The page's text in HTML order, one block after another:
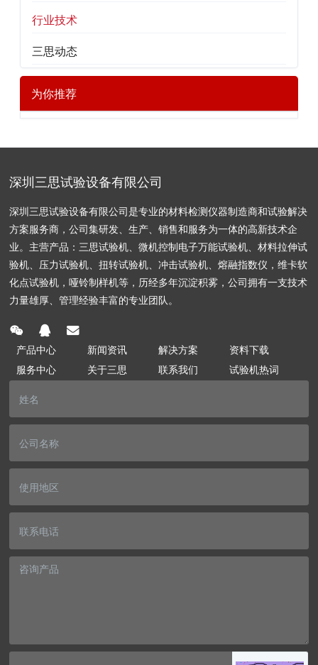
行业技术
三思动态
为你推荐
深圳三思试验设备有限公司
深圳三思试验设备有限公司是专业的材料检测仪器制造商和试验解决
方案服务商，公司集研发、生产、销售和服务为一体的高新技术企
业。主营产品：三思试验机、微机控制电子万能试验机、材料拉伸试
验机、压力试验机、扭转试验机、冲击试验机、熔融指数仪，维卡软
化点试验机，哑铃制样机等，历经多年沉淀积雾，公司拥有一支技术
力量雄厚、管理经验丰富的专业团队。
产品中心 新闻资讯 解决方案
资料下载
服务中心
关于三思 联系我们 试验机热词